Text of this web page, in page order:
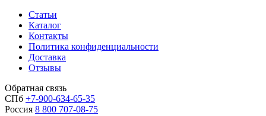
Статьи
Каталог
Контакты
Политика конфиденциальности
Доставка
Отзывы
Обратная связь
СПб +7-900-634-65-35
Россия 8 800 707-08-75